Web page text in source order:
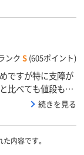
ンク S (605ポイント)
ですが特に支障が
比べても値段も安
巻き取られる側に
いくので気分的に
続きを見る
内容です。